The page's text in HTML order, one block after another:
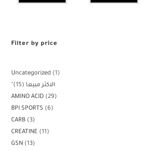
Filter by price
Uncategorized
1
"الاكثر مبيعا
15
AMINO ACID
29
BPI SPORTS
6
CARB
3
CREATINE
11
GSN
13